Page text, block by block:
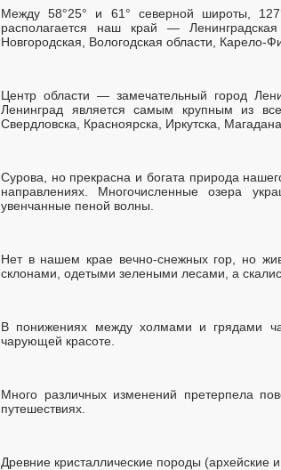
Между 58°25° и 61° северной широты,
располагается наш край —
Новгородская, Вологодская области, Карело-
Центр области — замечательный город
Ленинград является самым крупным из
Свердловска, Красноярска, Иркутска,
Сурова, но прекрасна и богата природа
направлениях. Многочисленные озера
увенчанные пеной волны.
Нет в нашем крае вечно-снежных гор, но
склонами, одетыми зелеными лесами, а
В понижениях между холмами и грядами
чарующей красоте.
Много различных изменений претерпела
путешествиях.
Древние кристаллические породы (архейские